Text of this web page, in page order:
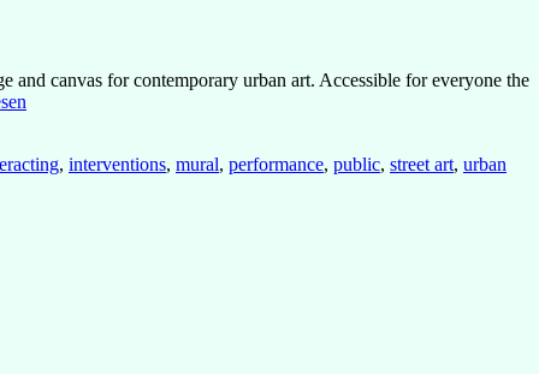
and canvas for contemporary urban art. Accessible for everyone the
, interventions, mural, performance, public, street art, urban